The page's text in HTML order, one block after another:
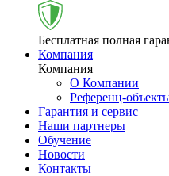
Бесплатная полная
Компания
Компания
О Компании
Референц-
Гарантия и сервис
Наши партнеры
Обучение
Новости
Контакты